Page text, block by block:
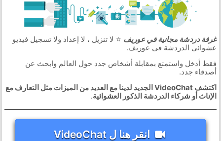
غرفة دردشة مجانية في عوريف ⭐ لا تنزيل ، لا إعداد ولا تسجيل فيديو
عشوائي الدردشة في عوريف.
فقط أدخل واستمتع بمقابلة أشخاص جدد حول العالم وابحث عن
أصدقاء جدد.
اكتشف VideoChat الجديد لدينا مع العديد من الميزات مثل التعارف مع
الإناث أو شركاء الدردشة الذكور العشوائية.
انقر هنا ل VideoChat